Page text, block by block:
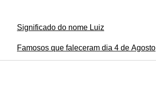
Significado do nome Luiz
Famosos que faleceram dia 4 de Agosto